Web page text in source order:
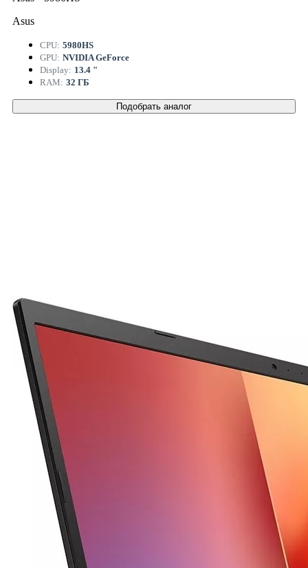
Asus
CPU: 5980HS
GPU: NVIDIA GeForce
Display: 13.4 "
RAM: 32 ГБ
Подобрать аналог